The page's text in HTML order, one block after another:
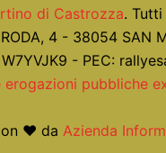
di Castrozza.
4 - 38054 SAN
- PEC:
pubbliche
❤ da Azienda